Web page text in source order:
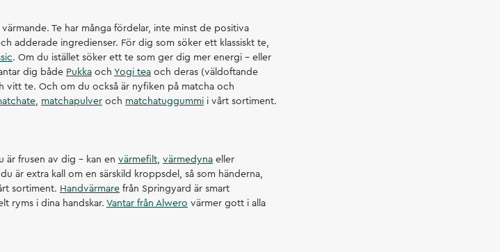
Te har många fördelar, inte minst de positiva
adderade ingredienser. För dig som söker ett klassiskt te,
. Om du istället söker ett te som ger dig mer energi – eller
dig både Pukka och Yogi tea och deras (väldoftande
te. Och om du också är nyfiken på matcha och
matchapulver och matchatuggummi i vårt sortiment.
är frusen av dig – kan en värmefilt värmedyna eller
är extra kall om en särskild kroppsdel, så som händerna,
sortiment. Handvärmare från Springyard är smart
ryms i dina handskar. Vantar från Alwero värmer gott i alla